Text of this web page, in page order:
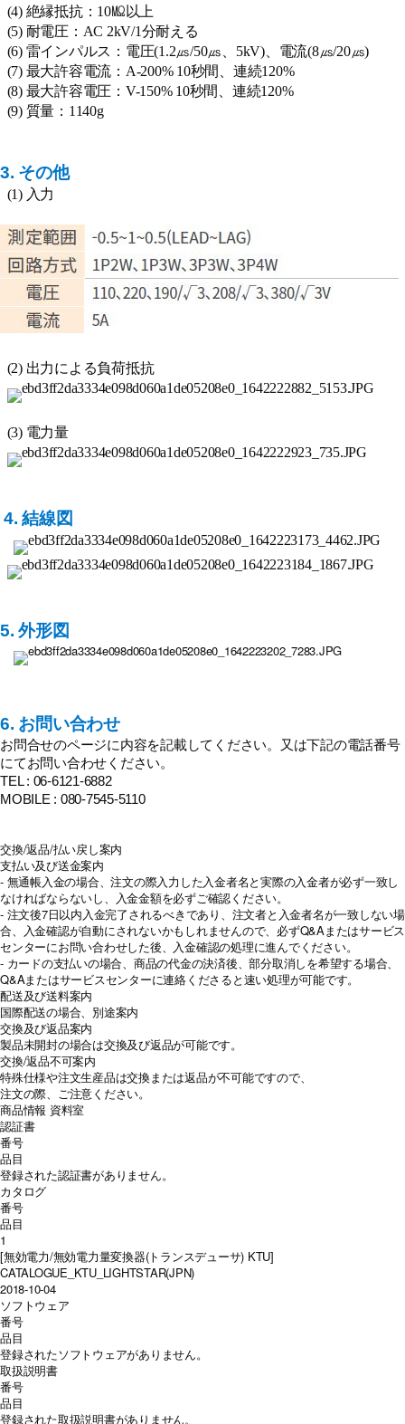
(4) 絶縁抵抗：10㏁以上
(5) 耐電圧：AC 2kV/1分耐える
(6) 雷インパルス：電圧(1.2㎲/50㎲、5kV)、電流(8㎲/20㎲)
(7) 最大許容電流：A-200% 10秒間、連続120%
(8) 最大許容電圧：V-150% 10秒間、連続120%
(9) 質量：1140g
3. その他
(1) 入力
(2) 出力による負荷抵抗
(3) 電力量
4. 結線図
5. 外形図
6. お問い合わせ
お問合せのページに内容を記載してください。又は下記の電話番号
にてお問い合わせください。
TEL : 06-6121-6882
MOBILE : 080-7545-5110
交換/返品/払い戻し案内
支払い及び送金案内
- 無通帳入金の場合、注文の際入力した入金者名と実際の入金者が必ず一致し
なければならないし、入金金額を必ずご確認ください。
- 注文後7日以内入金完了されるべきであり、注文者と入金者名が一致しない場
合、入金確認が自動にされないかもしれませんので、必ずQ&Aまたはサービス
センターにお問い合わせした後、入金確認の処理に進んでください。
- カードの支払いの場合、商品の代金の決済後、部分取消しを希望する場合、
Q&Aまたはサービスセンターに連絡くださると速い処理が可能です。
配送及び送料案内
国際配送の場合、別途案内
交換及び返品案内
製品未開封の場合は交換及び返品が可能です。
交換/返品不可案内
特殊仕様や注文生産品は交換または返品が不可能ですので、
注文の際、ご注意ください。
商品情報 資料室
認証書
番号
品目
登録された認証書がありません。
カタログ
番号
品目
1
[無効電力/無効電力量変換器(トランスデューサ) KTU]
CATALOGUE_KTU_LIGHTSTAR(JPN)
2018-10-04
ソフトウェア
番号
品目
登録されたソフトウェアがありません。
取扱説明書
番号
品目
登録された取扱説明書がありません。